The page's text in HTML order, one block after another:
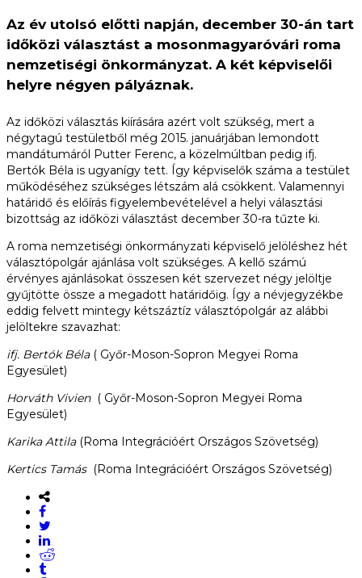
Az év utolsó előtti napján, december 30-án tart
időközi választást a mosonmagyaróvári roma
nemzetiségi önkormányzat. A két képviselői
helyre négyen pályáznak.
Az időközi választás kiírására azért volt szükség, mert a
négytagú testületből még 2015. januárjában lemondott
mandátumáról Putter Ferenc, a közelmúltban pedig ifj.
Bertók Béla is ugyanígy tett. Így képviselők száma a testület
működéséhez szükséges létszám alá csökkent. Valamennyi
határidő és előírás figyelembevételével a helyi választási
bizottság az időközi választást december 30-ra tűzte ki.
A roma nemzetiségi önkormányzati képviselő jelöléshez hét
választópolgár ajánlása volt szükséges. A kellő számú
érvényes ajánlásokat összesen két szervezet négy jelöltje
gyűjtötte össze a megadott határidőig. Így a névjegyzékbe
eddig felvett mintegy kétszáztíz választópolgár az alábbi
jelöltekre szavazhat:
ifj. Bertók Béla( Győr-Moson-Sopron Megyei Roma
Egyesület)
Horváth Vivien( Győr-Moson-Sopron Megyei Roma
Egyesület)
Karika Attila(Roma Integrációért Országos Szövetség)
Kertics Tamás(Roma Integrációért Országos Szövetség)